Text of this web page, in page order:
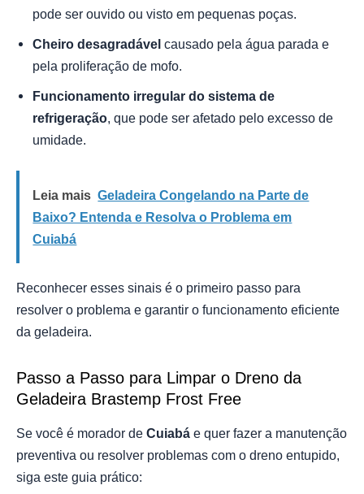
pode ser ouvido ou visto em pequenas poças.
Cheiro desagradável causado pela água parada e
pela proliferação de mofo.
Funcionamento irregular do sistema de
refrigeração, que pode ser afetado pelo excesso de
umidade.
Leia mais Geladeira Congelando na Parte de
Baixo? Entenda e Resolva o Problema em
Cuiabá
Reconhecer esses sinais é o primeiro passo para
resolver o problema e garantir o funcionamento eficiente
da geladeira.
Passo a Passo para Limpar o Dreno da
Geladeira Brastemp Frost Free
Se você é morador de Cuiabá e quer fazer a manutenção
preventiva ou resolver problemas com o dreno entupido,
siga este guia prático: